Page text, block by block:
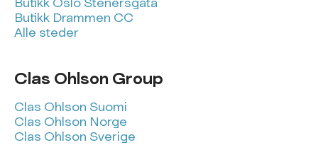
Butikk Drammen CC
Alle steder
Clas Ohlson Group
Clas Ohlson Suomi
Clas Ohlson Norge
Clas Ohlson Sverige